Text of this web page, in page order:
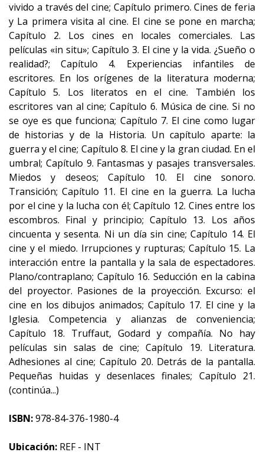
vivido a través del cine; Capítulo primero. Cines de feria
y La primera visita al cine. El cine se pone en marcha;
Capítulo 2. Los cines en locales comerciales. Las
películas «in situ»; Capítulo 3. El cine y la vida. ¿Sueño o
realidad?; Capítulo 4. Experiencias infantiles de
escritores. En los orígenes de la literatura moderna;
Capítulo 5. Los literatos en el cine. También los
escritores van al cine; Capítulo 6. Música de cine. Si no
se oye es que funciona; Capítulo 7. El cine como lugar
de historias y de la Historia. Un capítulo aparte: la
guerra y el cine; Capítulo 8. El cine y la gran ciudad. En el
umbral; Capítulo 9. Fantasmas y pasajes transversales.
Miedos y deseos; Capítulo 10. El cine sonoro.
Transición; Capítulo 11. El cine en la guerra. La lucha
por el cine y la lucha con él; Capítulo 12. Cines entre los
escombros. Final y principio; Capítulo 13. Los años
cincuenta y sesenta. Ni un día sin cine; Capítulo 14. El
cine y el miedo. Irrupciones y rupturas; Capítulo 15. La
interacción entre la pantalla y la sala de espectadores.
Plano/contraplano; Capítulo 16. Seducción en la cabina
del proyector. Pasiones de la proyección. Excurso: el
cine en los dibujos animados; Capítulo 17. El cine y la
Iglesia. Competencia y alianzas de conveniencia;
Capítulo 18. Truffaut, Godard y compañía. No hay
películas sin salas de cine; Capítulo 19. Literatura.
Adhesiones al cine; Capítulo 20. Detrás de la pantalla.
Pequeñas huidas y desenlaces finales; Capítulo 21.
(continúa...)
ISBN:978-84-376-1980-4
Ubicación: REF - INT